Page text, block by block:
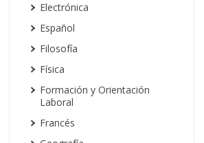
Electrónica
Español
Filosofía
Física
Formación y Orientación
Laboral
Francés